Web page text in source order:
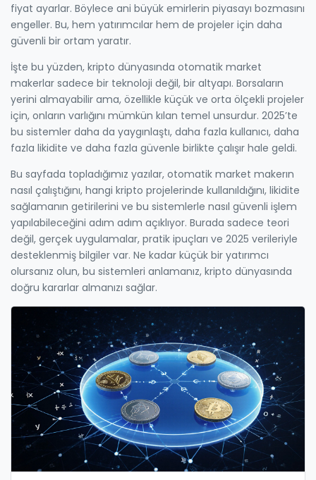
fiyat ayarlar. Böylece ani büyük emirlerin piyasayı bozmasını
engeller. Bu, hem yatırımcılar hem de projeler için daha
güvenli bir ortam yaratır.
İşte bu yüzden, kripto dünyasında otomatik market
makerlar sadece bir teknoloji değil, bir altyapı. Borsaların
yerini almayabilir ama, özellikle küçük ve orta ölçekli projeler
için, onların varlığını mümkün kılan temel unsurdur. 2025’te
bu sistemler daha da yaygınlaştı, daha fazla kullanıcı, daha
fazla likidite ve daha fazla güvenle birlikte çalışır hale geldi.
Bu sayfada topladığımız yazılar, otomatik market makerın
nasıl çalıştığını, hangi kripto projelerinde kullanıldığını, likidite
sağlamanın getirilerini ve bu sistemlerle nasıl güvenli işlem
yapılabileceğini adım adım açıklıyor. Burada sadece teori
değil, gerçek uygulamalar, pratik ipuçları ve 2025 verileriyle
desteklenmiş bilgiler var. Ne kadar küçük bir yatırımcı
olursanız olun, bu sistemleri anlamanız, kripto dünyasında
doğru kararlar almanızı sağlar.